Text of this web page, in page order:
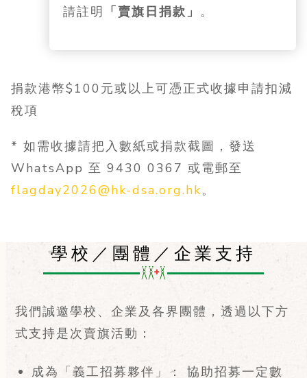
請註明 「賣旗日捐款」 。
捐款港幣$100元或以上可憑正式收據申請扣減
稅項
* 如需收據請把入數紙或捐款截圖，發送
WhatsApp 至 9430 0367 或電郵至
flagday2026@hk-dsa.org.hk。
學校／團體／企業支持
我們誠邀學校、企業及各界團體，透過以下方
式支持是次賣旗活動：
成為「義工招募夥伴」： 協助招募一定數